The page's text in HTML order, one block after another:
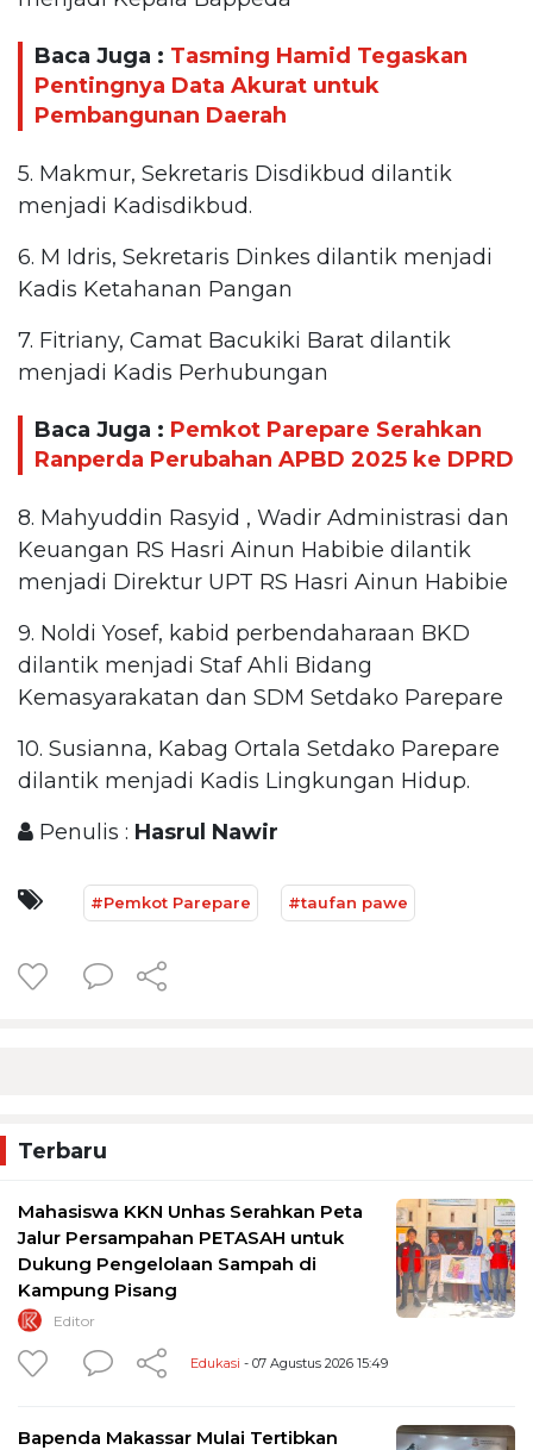
Baca Juga : Tasming Hamid Tegaskan
Pentingnya Data Akurat untuk
Pembangunan Daerah
5. Makmur, Sekretaris Disdikbud dilantik
menjadi Kadisdikbud.
6. M Idris, Sekretaris Dinkes dilantik menjadi
Kadis Ketahanan Pangan
7. Fitriany, Camat Bacukiki Barat dilantik
menjadi Kadis Perhubungan
Baca Juga : Pemkot Parepare Serahkan
Ranperda Perubahan APBD 2025 ke DPRD
8. Mahyuddin Rasyid , Wadir Administrasi dan
Keuangan RS Hasri Ainun Habibie dilantik
menjadi Direktur UPT RS Hasri Ainun Habibie
9. Noldi Yosef, kabid perbendaharaan BKD
dilantik menjadi Staf Ahli Bidang
Kemasyarakatan dan SDM Setdako Parepare
10. Susianna, Kabag Ortala Setdako Parepare
dilantik menjadi Kadis Lingkungan Hidup.
Penulis : Hasrul Nawir
#Pemkot Parepare #taufan pawe
Terbaru
Mahasiswa KKN Unhas Serahkan Peta
Jalur Persampahan PETASAH untuk
Dukung Pengelolaan Sampah di
Kampung Pisang
Editor
Edukasi - 07 Agustus 2026 15:49
Bapenda Makassar Mulai Tertibkan